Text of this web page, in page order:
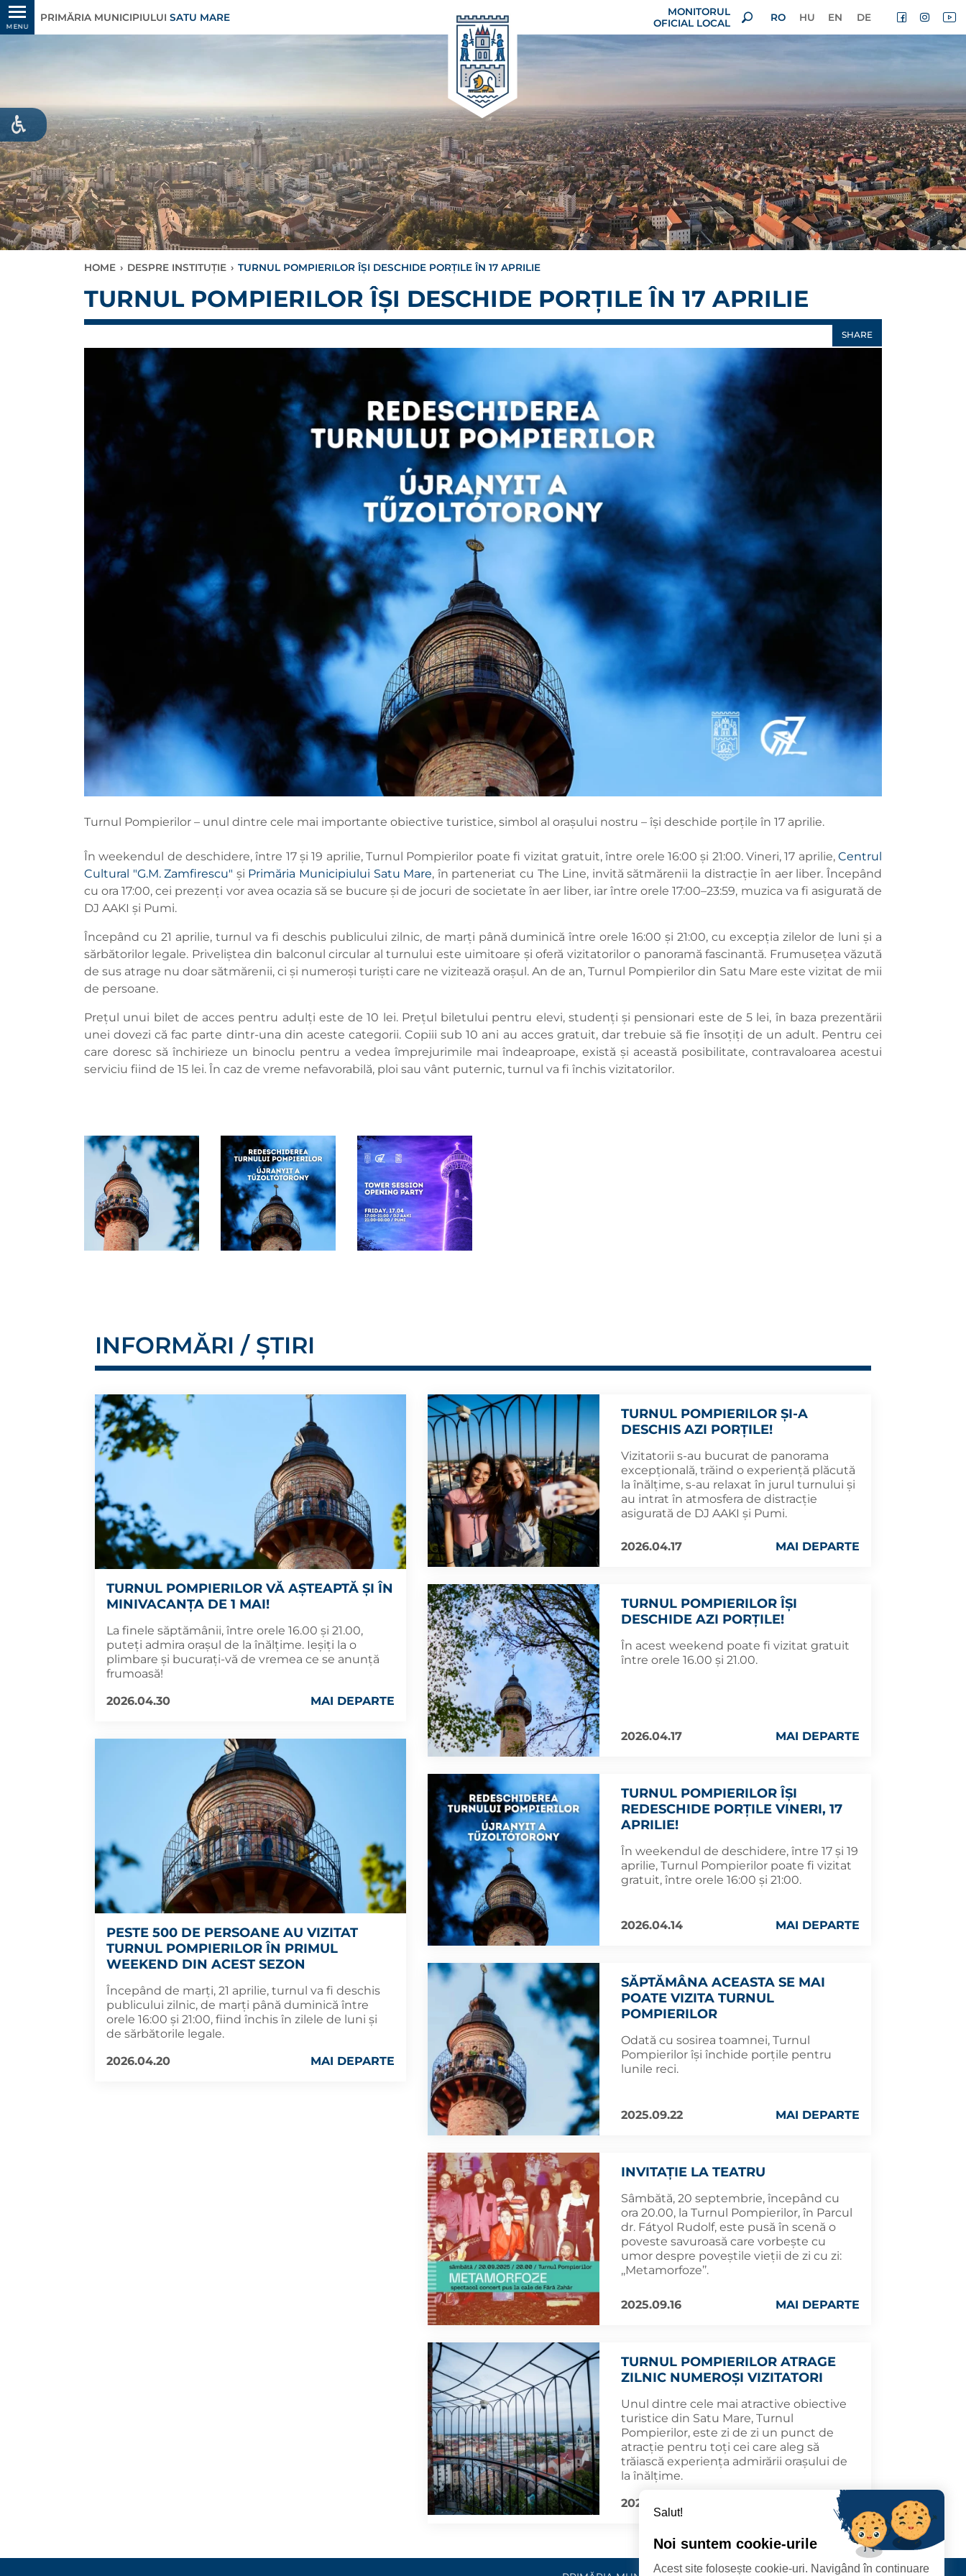
MENU
PRIMĂRIA MUNICIPIULUI SATU MARE
MONITORUL
OFICIAL LOCAL
RO HU EN DE
HOME › DESPRE INSTITUȚIE › TURNUL POMPIERILOR ÎȘI DESCHIDE PORȚILE ÎN 17 APRILIE
TURNUL POMPIERILOR ÎȘI DESCHIDE PORȚILE ÎN 17 APRILIE
SHARE
Turnul Pompierilor – unul dintre cele mai importante obiective turistice, simbol al orașului nostru – își deschide porțile în 17 aprilie.
În weekendul de deschidere, între 17 și 19 aprilie, Turnul Pompierilor poate fi vizitat gratuit, între orele 16:00 și 21:00. Vineri, 17 aprilie, Centrul
Cultural "G.M. Zamfirescu" și Primăria Municipiului Satu Mare, în parteneriat cu The Line, invită sătmărenii la distracție în aer liber. Începând
cu ora 17:00, cei prezenți vor avea ocazia să se bucure și de jocuri de societate în aer liber, iar între orele 17:00–23:59, muzica va fi asigurată de
DJ AAKI și Pumi.
Începând cu 21 aprilie, turnul va fi deschis publicului zilnic, de marți până duminică între orele 16:00 și 21:00, cu excepția zilelor de luni și a
sărbătorilor legale. Priveliștea din balconul circular al turnului este uimitoare și oferă vizitatorilor o panoramă fascinantă. Frumusețea văzută
de sus atrage nu doar sătmărenii, ci și numeroși turiști care ne vizitează orașul. An de an, Turnul Pompierilor din Satu Mare este vizitat de mii
de persoane.
Prețul unui bilet de acces pentru adulți este de 10 lei. Prețul biletului pentru elevi, studenți și pensionari este de 5 lei, în baza prezentării
unei dovezi că fac parte dintr-una din aceste categorii. Copiii sub 10 ani au acces gratuit, dar trebuie să fie însoțiți de un adult. Pentru cei
care doresc să închirieze un binoclu pentru a vedea împrejurimile mai îndeaproape, există și această posibilitate, contravaloarea acestui
serviciu fiind de 15 lei. În caz de vreme nefavorabilă, ploi sau vânt puternic, turnul va fi închis vizitatorilor.
INFORMĂRI / ȘTIRI
TURNUL POMPIERILOR VĂ AȘTEAPTĂ ȘI ÎN
MINIVACANȚA DE 1 MAI!
La finele săptămânii, între orele 16.00 și 21.00,
puteți admira orașul de la înălțime. Ieșiți la o
plimbare și bucurați-vă de vremea ce se anunță
frumoasă!
2026.04.30
MAI DEPARTE
PESTE 500 DE PERSOANE AU VIZITAT
TURNUL POMPIERILOR ÎN PRIMUL
WEEKEND DIN ACEST SEZON
Începând de marți, 21 aprilie, turnul va fi deschis
publicului zilnic, de marți până duminică între
orele 16:00 și 21:00, fiind închis în zilele de luni și
de sărbătorile legale.
2026.04.20
MAI DEPARTE
TURNUL POMPIERILOR ȘI-A
DESCHIS AZI PORȚILE!
Vizitatorii s-au bucurat de panorama
excepțională, trăind o experiență plăcută
la înălțime, s-au relaxat în jurul turnului și
au intrat în atmosfera de distracție
asigurată de DJ AAKI și Pumi.
2026.04.17 MAI DEPARTE
TURNUL POMPIERILOR ÎȘI
DESCHIDE AZI PORȚILE!
În acest weekend poate fi vizitat gratuit
între orele 16.00 și 21.00.
2026.04.17 MAI DEPARTE
TURNUL POMPIERILOR ÎȘI
REDESCHIDE PORȚILE VINERI, 17
APRILIE!
În weekendul de deschidere, între 17 și 19
aprilie, Turnul Pompierilor poate fi vizitat
gratuit, între orele 16:00 și 21:00.
2026.04.14 MAI DEPARTE
SĂPTĂMÂNA ACEASTA SE MAI
POATE VIZITA TURNUL
POMPIERILOR
Odată cu sosirea toamnei, Turnul
Pompierilor își închide porțile pentru
lunile reci.
2025.09.22 MAI DEPARTE
INVITAȚIE LA TEATRU
Sâmbătă, 20 septembrie, începând cu
ora 20.00, la Turnul Pompierilor, în Parcul
dr. Fátyol Rudolf, este pusă în scenă o
poveste savuroasă care vorbește cu
umor despre poveștile vieții de zi cu zi:
,,Metamorfoze’’.
2025.09.16 MAI DEPARTE
TURNUL POMPIERILOR ATRAGE
ZILNIC NUMEROȘI VIZITATORI
Unul dintre cele mai atractive obiective
turistice din Satu Mare, Turnul
Pompierilor, este zi de zi un punct de
atracție pentru toți cei care aleg să
trăiască experiența admirării orașului de
la înălțime.
2025.07.15
MAI DEPARTE
Salut!
Noi suntem cookie-urile
Acest site folosește cookie-uri. Navigând în continuare